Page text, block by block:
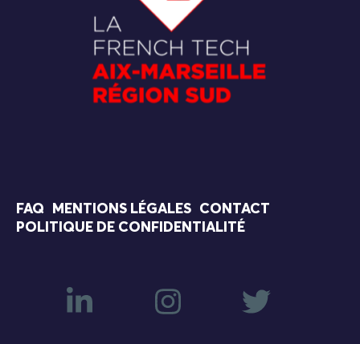
FAQ MENTIONS LÉGALES
CONTACT
POLITIQUE DE CONFIDENTIALITÉ